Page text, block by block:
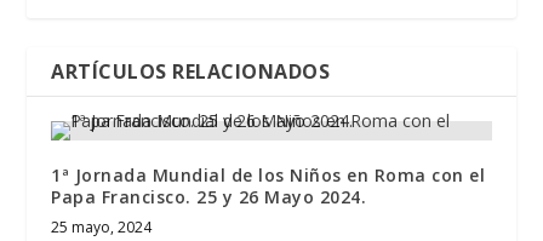
ARTÍCULOS RELACIONADOS
1ª Jornada Mundial de los Niños en Roma con el
Papa Francisco. 25 y 26 Mayo 2024.
25 mayo, 2024